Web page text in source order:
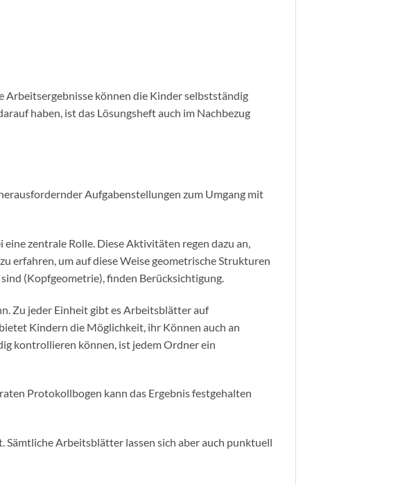
können die Kinder selbstständig
haben, ist das Lösungsheft auch im Nachbezug
Aufgabenstellungen zum Umgang mit
zentrale Rolle. Diese Aktivitäten regen dazu an,
erfahren, um auf diese Weise geometrische Strukturen
(Kopfgeometrie), finden Berücksichtigung.
Zu jeder Einheit gibt es Arbeitsblätter auf
Kindern die Möglichkeit, ihr Können auch an
kontrollieren können, ist jedem Ordner ein
Protokollbogen kann das Ergebnis festgehalten
Arbeitsblätter lassen sich aber auch punktuell